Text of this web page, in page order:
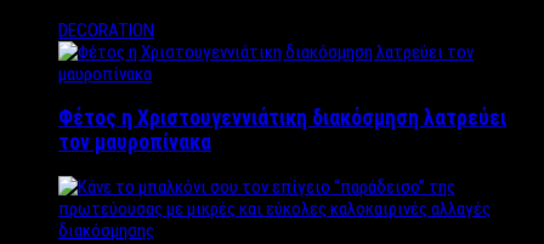
DECORATION
Φέτος η Χριστουγεννιάτικη διακόσμηση λατρεύει
τον μαυροπίνακα